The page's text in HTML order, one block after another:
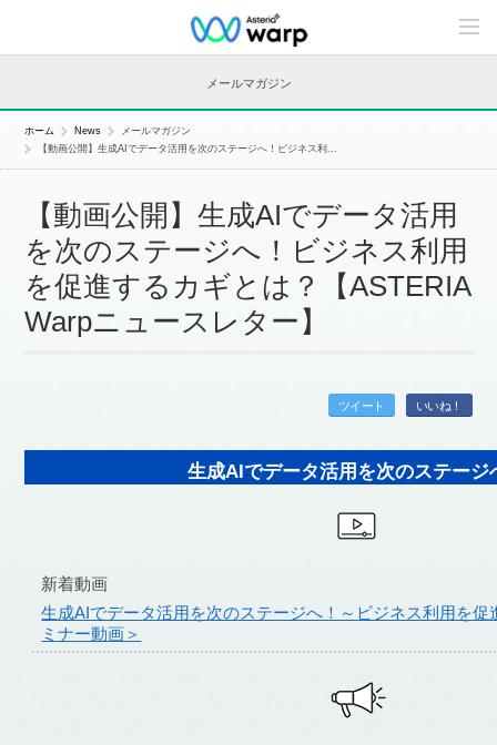
C
n
n
メールマガジン
ホーム News
メールマガジン
【動画公開】生成AIでデータ活用を次のステージへ！ビジネス利...
【動画公開】生成AIでデータ活用
を次のステージへ！ビジネス利用
を促進するカギとは？【ASTERIA
Warpニュースレター】
ツイート いいね！
生成AIでデータ活用を次のステージ
新着動画
生成AIでデータ活用を次のステージへ！～ビジネス利用を促
ミナー動画＞